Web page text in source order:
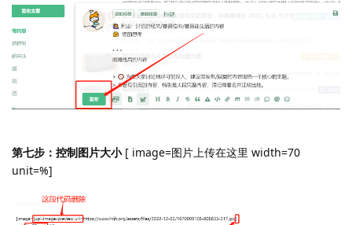
第七步：控制图片大小[ image=图片上传在这里 width=70
unit=%]